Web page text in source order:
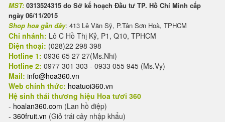
MST: 0313524315 do Sở kế hoạch Đầu tư TP. Hồ Chí Minh cấp
ngày 06/11/2015
Shop hoa gần đây: 413 Lê Văn Sỹ, P.Tân Sơn Hoà, TPHCM
Chi nhánh: Lô C Hồ Thị Kỷ, P1, Q10, TPHCM
Điện thoại: (028)22 298 398
Hotline 1: 0936 65 27 27(Ms.Nhi)
Hotline 2: 0977 301 303 - 0933 055 945 (Ms.Vy)
Mail: info@hoa360.vn
Web chính thức: hoatuoi360.vn
Hệ sinh thái thương hiệu Hoa tươi 360
- hoalan360.com (Lan hồ điệp)
- 360fruit.vn (Giỏ trái cây nhập khẩu)